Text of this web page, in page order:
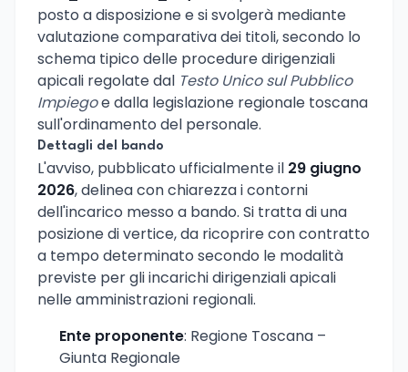
posto a disposizione e si svolgerà mediante
valutazione comparativa dei titoli, secondo lo
schema tipico delle procedure dirigenziali
apicali regolate dal Testo Unico sul Pubblico
Impiegoe dalla legislazione regionale toscana
sull'ordinamento del personale.
Dettagli del bando
L'avviso, pubblicato ufficialmente il 29 giugno
2026, delinea con chiarezza i contorni
dell'incarico messo a bando. Si tratta di una
posizione di vertice, da ricoprire con contratto
a tempo determinato secondo le modalità
previste per gli incarichi dirigenziali apicali
nelle amministrazioni regionali.
Ente proponente: Regione Toscana –
Giunta Regionale